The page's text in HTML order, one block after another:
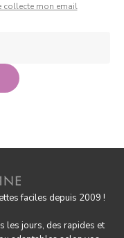
collecte mon email
faciles depuis 2009 !
les jours, des rapides et